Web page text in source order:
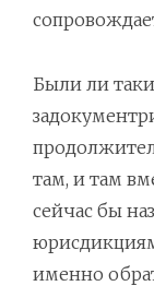
Были ли
там, и там
сейчас бы
именно